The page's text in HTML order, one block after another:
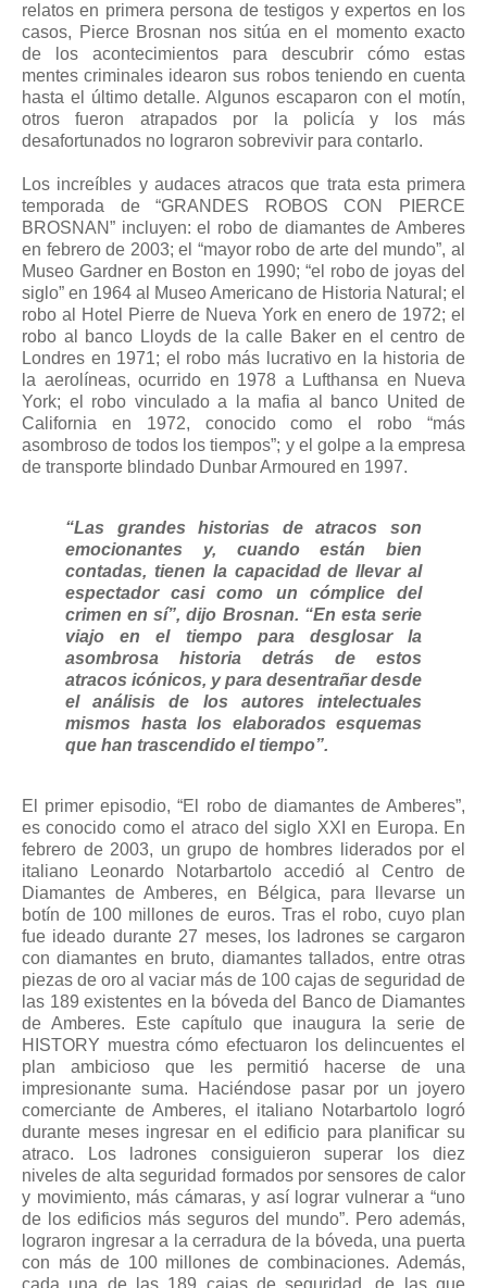
relatos en primera persona de testigos y expertos en los
casos, Pierce Brosnan nos sitúa en el momento exacto
de los acontecimientos para descubrir cómo estas
mentes criminales idearon sus robos teniendo en cuenta
hasta el último detalle. Algunos escaparon con el motín,
otros fueron atrapados por la policía y los más
desafortunados no lograron sobrevivir para contarlo.
Los increíbles y audaces atracos que trata esta primera
temporada de “GRANDES ROBOS CON PIERCE
BROSNAN” incluyen: el robo de diamantes de Amberes
en febrero de 2003; el “mayor robo de arte del mundo”, al
Museo Gardner en Boston en 1990; “el robo de joyas del
siglo” en 1964 al Museo Americano de Historia Natural; el
robo al Hotel Pierre de Nueva York en enero de 1972; el
robo al banco Lloyds de la calle Baker en el centro de
Londres en 1971; el robo más lucrativo en la historia de
la aerolíneas, ocurrido en 1978 a Lufthansa en Nueva
York; el robo vinculado a la mafia al banco United de
California en 1972, conocido como el robo “más
asombroso de todos los tiempos”; y el golpe a la empresa
de transporte blindado Dunbar Armoured en 1997.
“Las grandes historias de atracos son
emocionantes y, cuando están bien
contadas, tienen la capacidad de llevar al
espectador casi como un cómplice del
crimen en sí”, dijo Brosnan. “En esta serie
viajo en el tiempo para desglosar la
asombrosa historia detrás de estos
atracos icónicos, y para desentrañar desde
el análisis de los autores intelectuales
mismos hasta los elaborados esquemas
que han trascendido el tiempo”.
El primer episodio, “El robo de diamantes de Amberes”,
es conocido como el atraco del siglo XXI en Europa. En
febrero de 2003, un grupo de hombres liderados por el
italiano Leonardo Notarbartolo accedió al Centro de
Diamantes de Amberes, en Bélgica, para llevarse un
botín de 100 millones de euros. Tras el robo, cuyo plan
fue ideado durante 27 meses, los ladrones se cargaron
con diamantes en bruto, diamantes tallados, entre otras
piezas de oro al vaciar más de 100 cajas de seguridad de
las 189 existentes en la bóveda del Banco de Diamantes
de Amberes. Este capítulo que inaugura la serie de
HISTORY muestra cómo efectuaron los delincuentes el
plan ambicioso que les permitió hacerse de una
impresionante suma. Haciéndose pasar por un joyero
comerciante de Amberes, el italiano Notarbartolo logró
durante meses ingresar en el edificio para planificar su
atraco. Los ladrones consiguieron superar los diez
niveles de alta seguridad formados por sensores de calor
y movimiento, más cámaras, y así lograr vulnerar a “uno
de los edificios más seguros del mundo”. Pero además,
lograron ingresar a la cerradura de la bóveda, una puerta
con más de 100 millones de combinaciones. Además,
cada una de las 189 cajas de seguridad, de las que